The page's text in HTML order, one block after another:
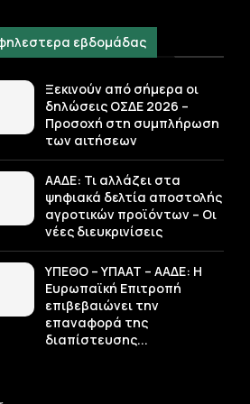
εβδομάδας
Ξεκινούν από σήμερα οι
δηλώσεις ΟΣΔΕ 2026 –
Προσοχή στη συμπλήρωση
των αιτήσεων
ΑΑΔΕ: Τι αλλάζει στα
ψηφιακά δελτία αποστολής
αγροτικών προϊόντων – Οι
νέες διευκρινίσεις
ΥΠΕΘΟ – ΥΠΑΑΤ – ΑΑΔΕ: H
Ευρωπαϊκή Επιτροπή
επιβεβαιώνει την
επαναφορά της
διαπίστευσης...